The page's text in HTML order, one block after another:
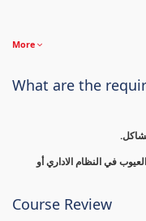
More
What are the
في النظام الاداري أو
Course Review